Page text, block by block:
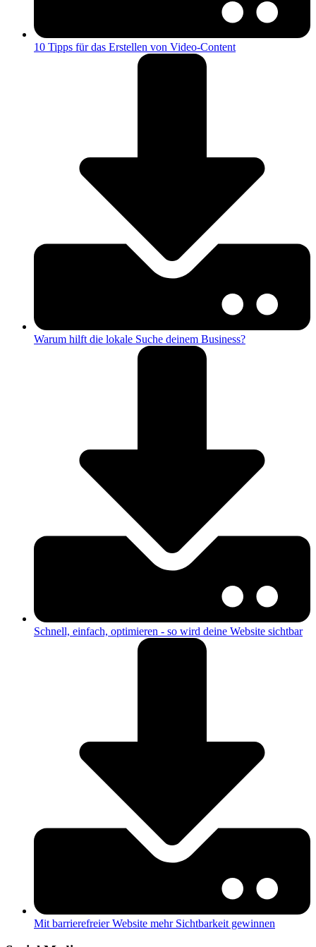
10 Tipps für das Erstellen von Video-Content
Warum hilft die lokale Suche deinem Business?
Schnell, einfach, optimieren - so wird deine Website sichtbar
Mit barrierefreier Website mehr Sichtbarkeit gewinnen